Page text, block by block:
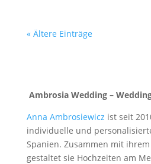
« Ältere Einträge
Ambrosia Wedding –
Anna Ambrosiewicz ist seit
individuelle und
Spanien. Zusammen mit
gestaltet sie Hochzeiten am